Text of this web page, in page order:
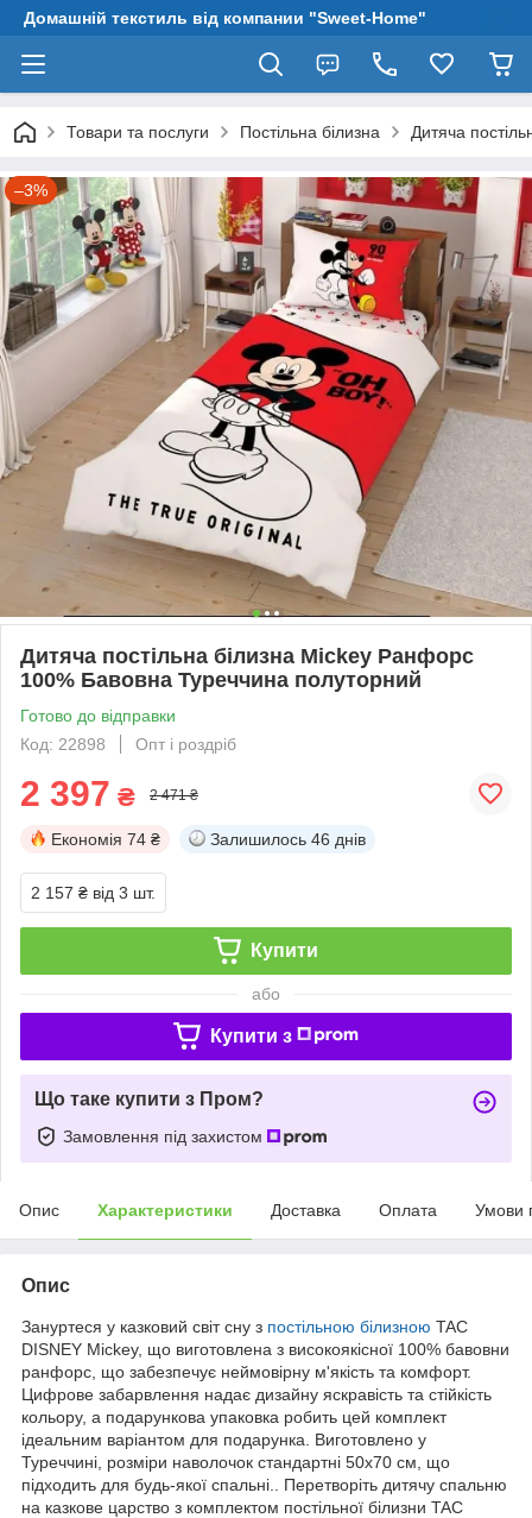
Домашній текстиль від компании "Sweet-Home"
Товари та послуги Постільна білизна Дитяча
–3%
Дитяча постільна білизна Mickey Ранфорс
100% Бавовна Туреччина полуторний
Готово до відправки
Код: 22898
Опт і роздріб
2 397 ₴ 2 471 ₴
Економія 74 ₴ Залишилось 46 днів
2 157 ₴ від 3 шт.
Купити
або
Купити з
Що таке купити з Пром?
Замовлення під захистом
Опис Характеристики Доставка Оплата Умови
Опис
Зануртеся у казковий світ сну з постільною білизною TAC
DISNEY Mickey, що виготовлена з високоякісної 100% бавовни
ранфорс, що забезпечує неймовірну м'якість та комфорт.
Цифрове забарвлення надає дизайну яскравість та стійкість
кольору, а подарункова упаковка робить цей комплект
ідеальним варіантом для подарунка. Виготовлено у
Туреччині, розміри наволочок стандартні 50x70 см, що
підходить для будь-якої спальні.. Перетворіть дитячу спальню
на казкове царство з комплектом постільної білизни TAC